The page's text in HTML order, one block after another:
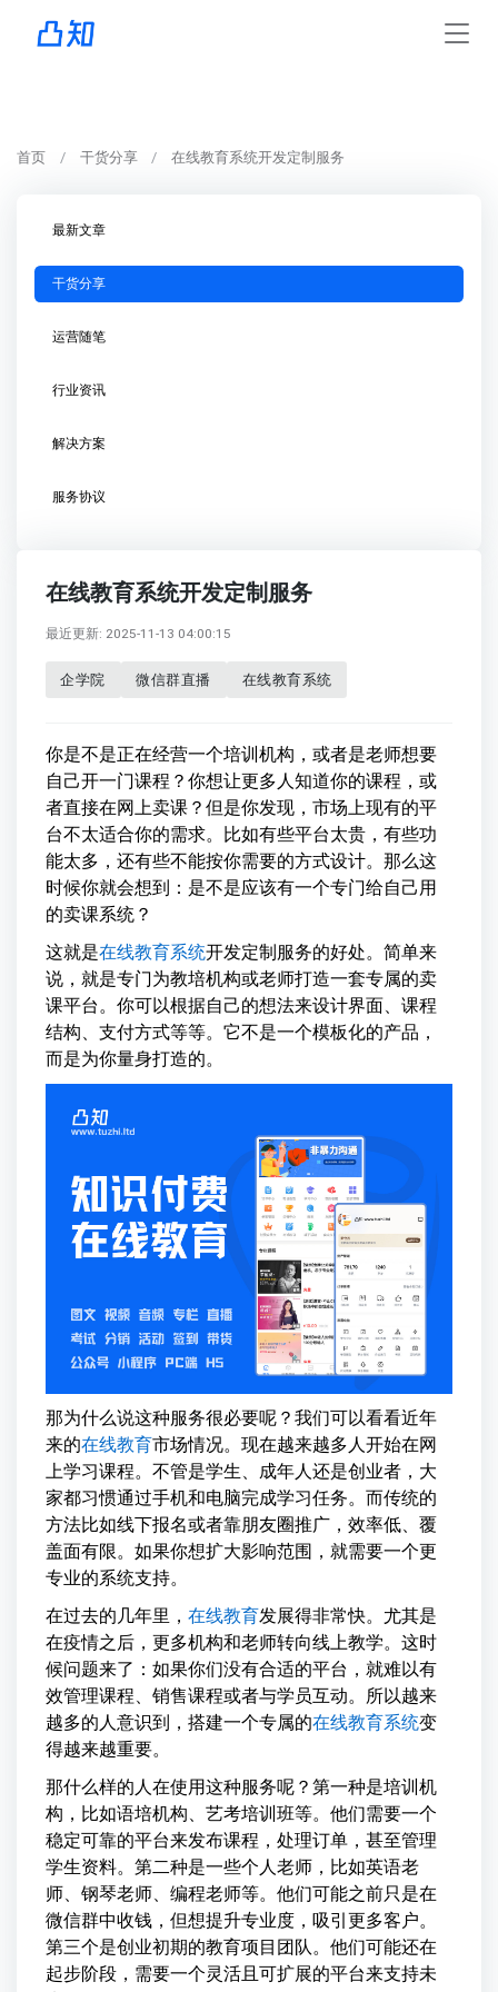
首页 干货分享 在线教育系统开发定制服务
最新文章
干货分享
运营随笔
行业资讯
解决方案
服务协议
在线教育系统开发定制服务
最近更新: 2025-11-13 04:00:15
企学院 微信群直播 在线教育系统
你是不是正在经营一个培训机构，或者是老师想要
自己开一门课程？你想让更多人知道你的课程，或
者直接在网上卖课？但是你发现，市场上现有的平
台不太适合你的需求。比如有些平台太贵，有些功
能太多，还有些不能按你需要的方式设计。那么这
时候你就会想到：是不是应该有一个专门给自己用
的卖课系统？
这就是在线教育系统开发定制服务的好处。简单来
说，就是专门为教培机构或老师打造一套专属的卖
课平台。你可以根据自己的想法来设计界面、课程
结构、支付方式等等。它不是一个模板化的产品，
而是为你量身打造的。
那为什么说这种服务很必要呢？我们可以看看近年
来的在线教育市场情况。现在越来越多人开始在网
上学习课程。不管是学生、成年人还是创业者，大
家都习惯通过手机和电脑完成学习任务。而传统的
方法比如线下报名或者靠朋友圈推广，效率低、覆
盖面有限。如果你想扩大影响范围，就需要一个更
专业的系统支持。
在过去的几年里， 在线教育发展得非常快。尤其是
在疫情之后，更多机构和老师转向线上教学。这时
候问题来了：如果你们没有合适的平台，就难以有
效管理课程、销售课程或者与学员互动。所以越来
越多的人意识到，搭建一个专属的在线教育系统变
得越来越重要。
那什么样的人在使用这种服务呢？第一种是培训机
构，比如语培机构、艺考培训班等。他们需要一个
稳定可靠的平台来发布课程，处理订单，甚至管理
学生资料。第二种是一些个人老师，比如英语老
师、钢琴老师、编程老师等。他们可能之前只是在
微信群中收钱，但想提升专业度，吸引更多客户。
第三个是创业初期的教育项目团队。他们可能还在
起步阶段，需要一个灵活且可扩展的平台来支持未